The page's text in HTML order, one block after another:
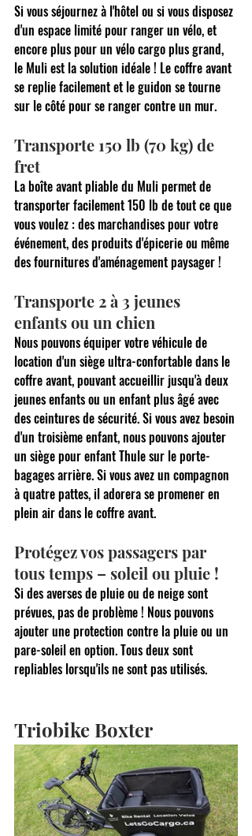
Si vous séjournez à l'hôtel ou si vous disposez
d'un espace limité pour ranger un vélo, et
encore plus pour un vélo cargo plus grand,
le Muli est la solution idéale ! Le coffre avant
se replie facilement et le guidon se tourne
sur le côté pour se ranger contre un mur.
Transporte 150 lb (70 kg) de
fret
La boîte avant pliable du Muli permet de
transporter facilement 150 lb de tout ce que
vous voulez : des marchandises pour votre
événement, des produits d'épicerie ou même
des fournitures d'aménagement paysager !
Transporte 2 à 3 jeunes
enfants ou un chien
Nous pouvons équiper votre véhicule de
location d'un siège ultra-confortable dans le
coffre avant, pouvant accueillir jusqu'à deux
jeunes enfants ou un enfant plus âgé avec
des ceintures de sécurité. Si vous avez besoin
d'un troisième enfant, nous pouvons ajouter
un siège pour enfant Thule sur le porte-
bagages arrière. Si vous avez un compagnon
à quatre pattes, il adorera se promener en
plein air dans le coffre avant.
Protégez vos passagers par
tous temps – soleil ou pluie !
Si des averses de pluie ou de neige sont
prévues, pas de problème ! Nous pouvons
ajouter une protection contre la pluie ou un
pare-soleil en option. Tous deux sont
repliables lorsqu'ils ne sont pas utilisés.
Triobike Boxter